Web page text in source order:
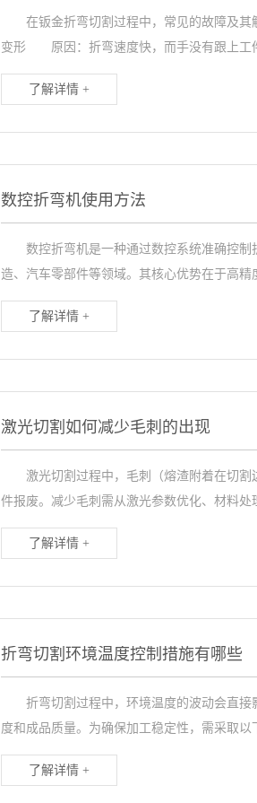
在钣金折弯切割过程中，常见的故障及
变形 原因：折弯速度快，而手没有跟上工
了解详情 +
数控折弯机使用方法
数控折弯机是一种通过数控系统准确控制
造、汽车零部件等领域。其核心优势在于高精
了解详情 +
激光切割如何减少毛刺的出现
激光切割过程中，毛刺（熔渣附着在切割
件报废。减少毛刺需从激光参数优化、材料处
了解详情 +
折弯切割环境温度控制措施有哪些
折弯切割过程中，环境温度的波动会直接
度和成品质量。为确保加工稳定性，需采取以
了解详情 +